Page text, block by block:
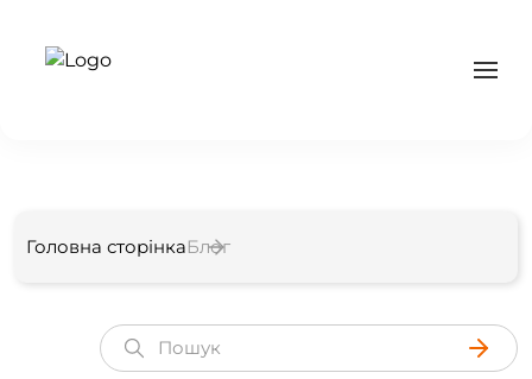
Головна сторінкаБлог